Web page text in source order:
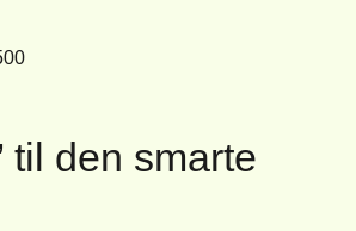
til den smarte